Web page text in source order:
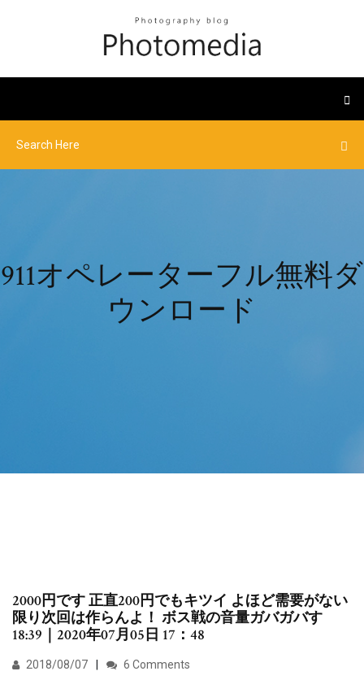
911オペレーターフル無料ダ
ウンロード
2000円です 正直200円でもキツイ よほど需要がない
限り次回は作らんよ！ ボス戦の音量ガバガバす
18:39｜2020年07月05日 17：48
2018/08/07 6 Comments